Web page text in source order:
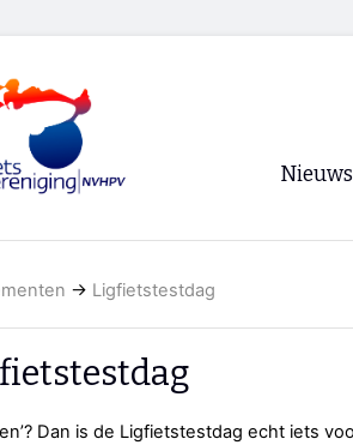
Nieuws
→ Ligfietstestdag
Dan is de Ligfietstestdag echt iets